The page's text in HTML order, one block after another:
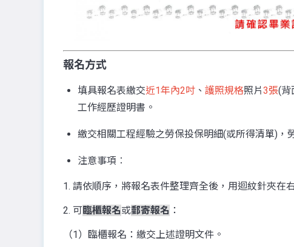
報名方式
填具報名表繳交近1年內2吋 、 護照規格照片3張(背
工作經歷證明書。
繳交相關工程經驗之勞保投保明細(或所得清單)，
注意事項︰
1. 請依順序，將報名表件整理齊全後，用迴紋針夾在
2. 可臨櫃報名或郵寄報名 ：
（1）臨櫃報名：繳交上述證明文件。